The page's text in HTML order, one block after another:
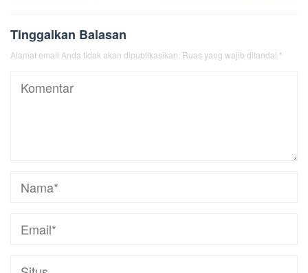
Tinggalkan Balasan
Alamat email Anda tidak akan dipublikasikan. Ruas yang wajib ditandai *